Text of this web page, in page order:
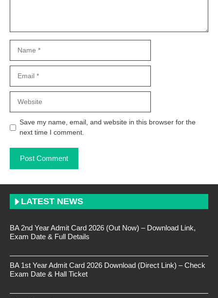
Save my name, email, and website in this browser for the
next time I comment.
LATEST NEWS
BA 2nd Year Admit Card 2026 (Out Now) – Download Link,
Exam Date & Full Details
BA 1st Year Admit Card 2026 Download (Direct Link) – Check
Exam Date & Hall Ticket